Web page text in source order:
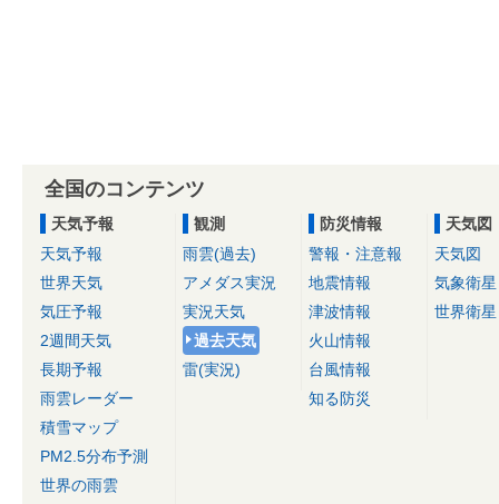
全国のコンテンツ
天気予報
天気予報
世界天気
気圧予報
2週間天気
長期予報
雨雲レーダー
積雪マップ
PM2.5分布予測
世界の雨雲
観測
雨雲(過去)
アメダス実況
実況天気
過去天気
雷(実況)
防災情報
警報・注意報
地震情報
津波情報
火山情報
台風情報
知る防災
天気図
天気図
気象衛星
世界衛星